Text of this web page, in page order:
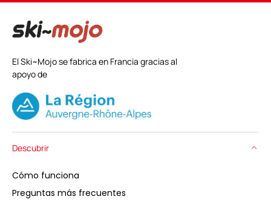
El Ski~Mojo se fabrica en Francia gracias al
apoyo de
Descubrir
Cómo funciona
Preguntas más frecuentes